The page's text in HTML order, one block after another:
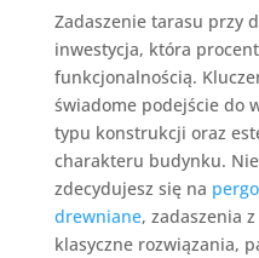
Zadaszenie tarasu przy
inwestycja, która
funkcjonalnością.
świadome podejście do
typu konstrukcji oraz
charakteru budynku.
zdecydujesz się na
drewniane, zadaszenia
klasyczne rozwiązania,